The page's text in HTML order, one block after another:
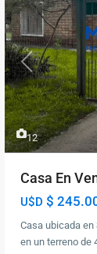
12
Previous
Casa En
U$D $
Casa ubicada en
en un terreno de